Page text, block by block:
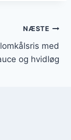
NÆSTE
med
og hvidløg